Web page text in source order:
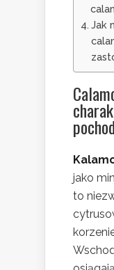
Jak
jako
to